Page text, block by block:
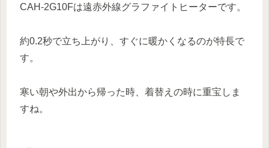
CAH-2G10Fは遠赤外線グラファイトヒーターです。
約0.2秒で立ち上がり、すぐに暖かくなるのが特長で
す。
寒い朝や外出から帰った時、着替えの時に重宝しま
すね。